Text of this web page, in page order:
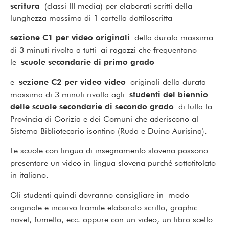
scritura (classi III media) per elaborati scritti della
lunghezza massima di 1 cartella dattiloscritta
sezione C1 per video originali della durata massima
di 3 minuti rivolta a tutti ai ragazzi che frequentano
le scuole secondarie di primo grado
e sezione C2 per video video originali della durata
massima di 3 minuti rivolta agli studenti del biennio
delle scuole secondarie di secondo grado di tutta la
Provincia di Gorizia e dei Comuni che aderiscono al
Sistema Bibliotecario isontino (Ruda e Duino Aurisina).
Le scuole con lingua di insegnamento slovena possono
presentare un video in lingua slovena purché sottotitolato
in italiano.
Gli studenti quindi dovranno consigliare in modo
originale e incisivo tramite elaborato scritto, graphic
novel, fumetto, ecc. oppure con un video, un libro scelto